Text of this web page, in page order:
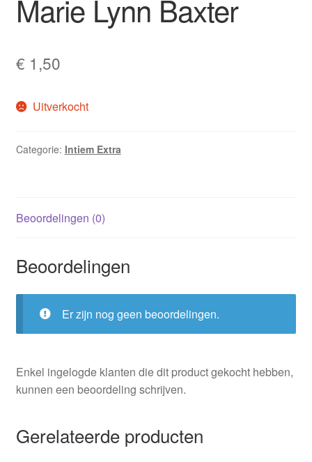
Marie Lynn Baxter
€ 1,50
Uitverkocht
Categorie: Intiem Extra
Beoordelingen (0)
Beoordelingen
Er zijn nog geen beoordelingen.
Enkel ingelogde klanten die dit product gekocht hebben,
kunnen een beoordeling schrijven.
Gerelateerde producten